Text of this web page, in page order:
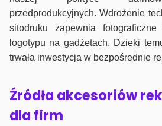
przedprodukcyjnych. Wdrożenie
sitodruku zapewnia
logotypu na gadżetach. Dzieki
trwała inwestycja w bezpośrednie
Źródła akcesoriów
dla firm